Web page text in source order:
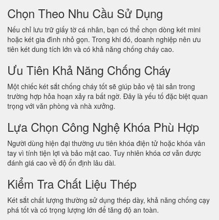
Chọn Theo Nhu Cầu Sử Dụng
Nếu chỉ lưu trữ giấy tờ cá nhân, bạn có thể chọn dòng két mini
hoặc két gia đình nhỏ gọn. Trong khi đó, doanh nghiệp nên ưu
tiên két dung tích lớn và có khả năng chống cháy cao.
Ưu Tiên Khả Năng Chống Cháy
Một chiếc két sắt chống cháy tốt sẽ giúp bảo vệ tài sản trong
trường hợp hỏa hoạn xảy ra bất ngờ. Đây là yếu tố đặc biệt quan
trọng với văn phòng và nhà xưởng.
Lựa Chọn Công Nghệ Khóa Phù Hợp
Người dùng hiện đại thường ưu tiên khóa điện tử hoặc khóa vân
tay vì tính tiện lợi và bảo mật cao. Tuy nhiên khóa cơ vẫn được
đánh giá cao về độ ổn định lâu dài.
Kiểm Tra Chất Liệu Thép
Két sắt chất lượng thường sử dụng thép dày, khả năng chống cạy
phá tốt và có trọng lượng lớn để tăng độ an toàn.